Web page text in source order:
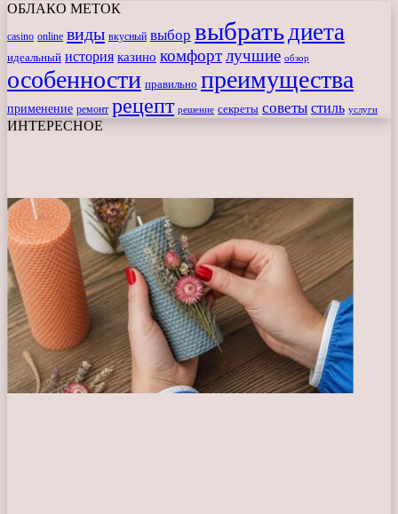
ОБЛАКО МЕТОК
casino online виды вкусный выбор выбратьдиета
идеальный история казино комфортлучшие обзор
особенности правильно преимущества
применение ремонт рецепт решение секреты советы стиль услуги
ИНТЕРЕСНОЕ